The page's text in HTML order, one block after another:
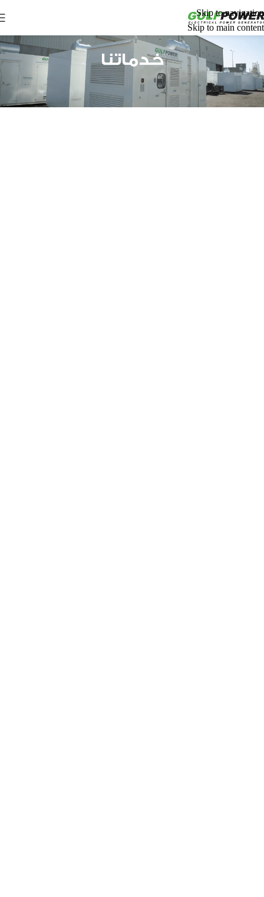
Skip to navigation
Skip to main content
خدماتنا